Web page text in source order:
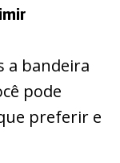
a bandeira
pode
preferir e